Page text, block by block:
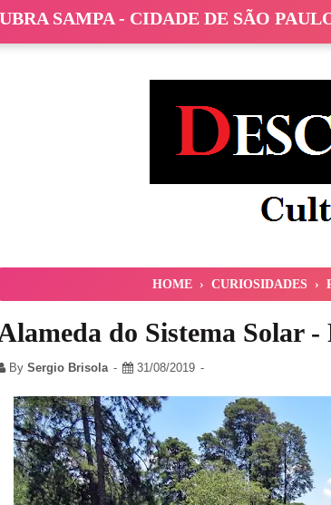
SAMPA - CIDADE DE SÃO
HOME › CURIOSIDADES ›
do Sistema Solar -
By Sergio Brisola 31/08/2019